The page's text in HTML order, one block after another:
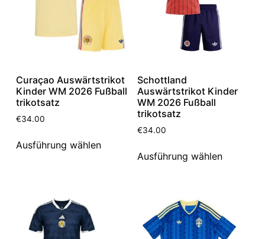
Curaçao Auswärtstrikot
Kinder WM 2026 Fußball
trikotsatz
€34.00
Ausführung wählen
Schottland
Auswärtstrikot Kinder
WM 2026 Fußball
trikotsatz
€34.00
Ausführung wählen